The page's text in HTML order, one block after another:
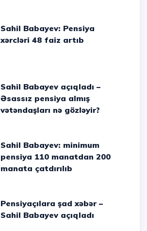
Sahil Babayev: Pensiya
xərcləri 48 faiz artıb
Sahil Babayev açıqladı –
Əsassız pensiya almış
vətəndaşları nə gözləyir?
Sahil Babayev: minimum
pensiya 110 manatdan 200
manata çatdırılıb
Pensiyaçılara şad xəbər –
Sahil Babayev açıqladı